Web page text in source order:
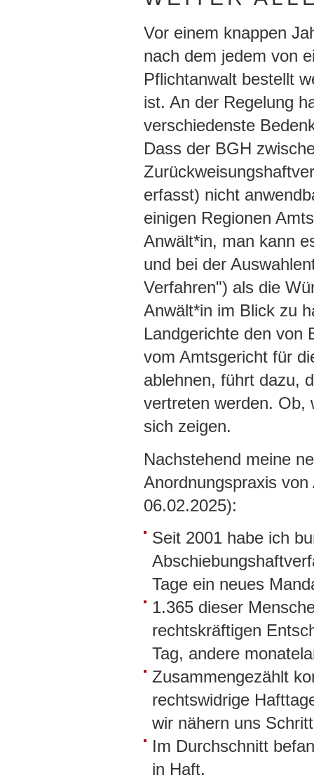
Vor einem knappen
nach dem jedem von
Pflichtanwalt bestellt
ist. An der Regelung
verschiedenste
Dass der BGH
erfasst) nicht
einigen Regionen
Anwält*in, man kann
und bei der
Verfahren") als die
Anwält*in im Blick zu
Landgerichte den von
vom Amtsgericht für
ablehnen, führt dazu,
vertreten werden. Ob,
sich zeigen.
Nachstehend meine
Anordnungspraxis
06.02.2025):
Seit 2001 habe ich
Tage ein neues
1.365 dieser
rechtskräftigen
Tag, andere
Zusammengezählt
rechtswidrige
wir nähern uns
Im Durchschnitt
in Haft.